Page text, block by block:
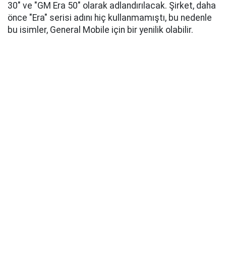
30" ve "GM Era 50" olarak adlandırılacak. Şirket, daha
önce "Era" serisi adını hiç kullanmamıştı, bu nedenle
bu isimler, General Mobile için bir yenilik olabilir.